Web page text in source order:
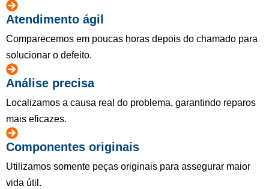
Atendimento ágil
Comparecemos em poucas horas depois do chamado para
solucionar o defeito.
Análise precisa
Localizamos a causa real do problema, garantindo reparos
mais eficazes.
Componentes originais
Utilizamos somente peças originais para assegurar maior
vida útil.